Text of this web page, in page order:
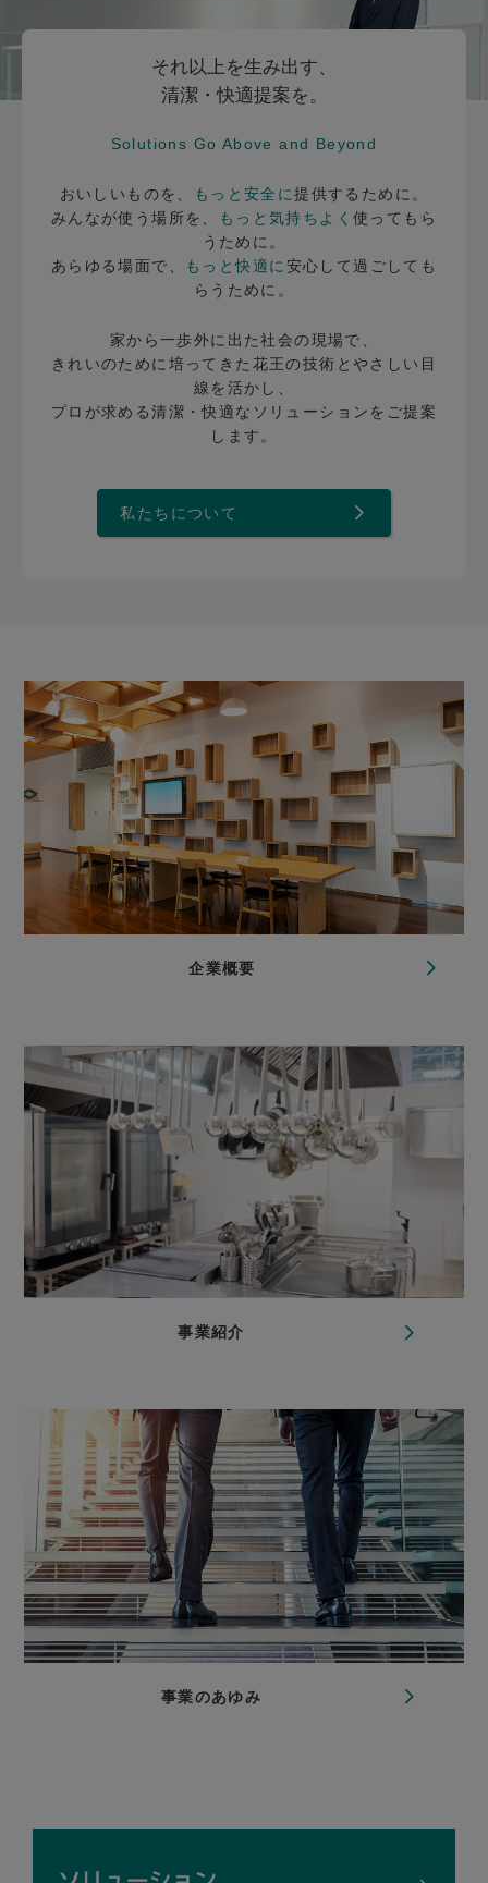
それ以上を生み出す、
清潔・快適提案を。
Solutions Go Above and Beyond
おいしいものを、 もっと安全に提供するために。
みんなが使う場所を、
もっと気持ちよく使ってもら
うために。
あらゆる場面で、
もっと快適に安心して過ごしても
らうために。
家から一歩外に出た社会の現場で、
きれいのために培ってきた花王の技術とやさしい目
線を活かし、
プロが求める清潔・快適なソリューションをご提案
します。
私たちについて
企業概要
事業紹介
事業のあゆみ